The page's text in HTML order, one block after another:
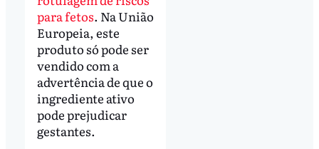
para fetos. Na União
Europeia, este
produto só pode ser
vendido com a
advertência de que o
ingrediente ativo
pode prejudicar
gestantes.